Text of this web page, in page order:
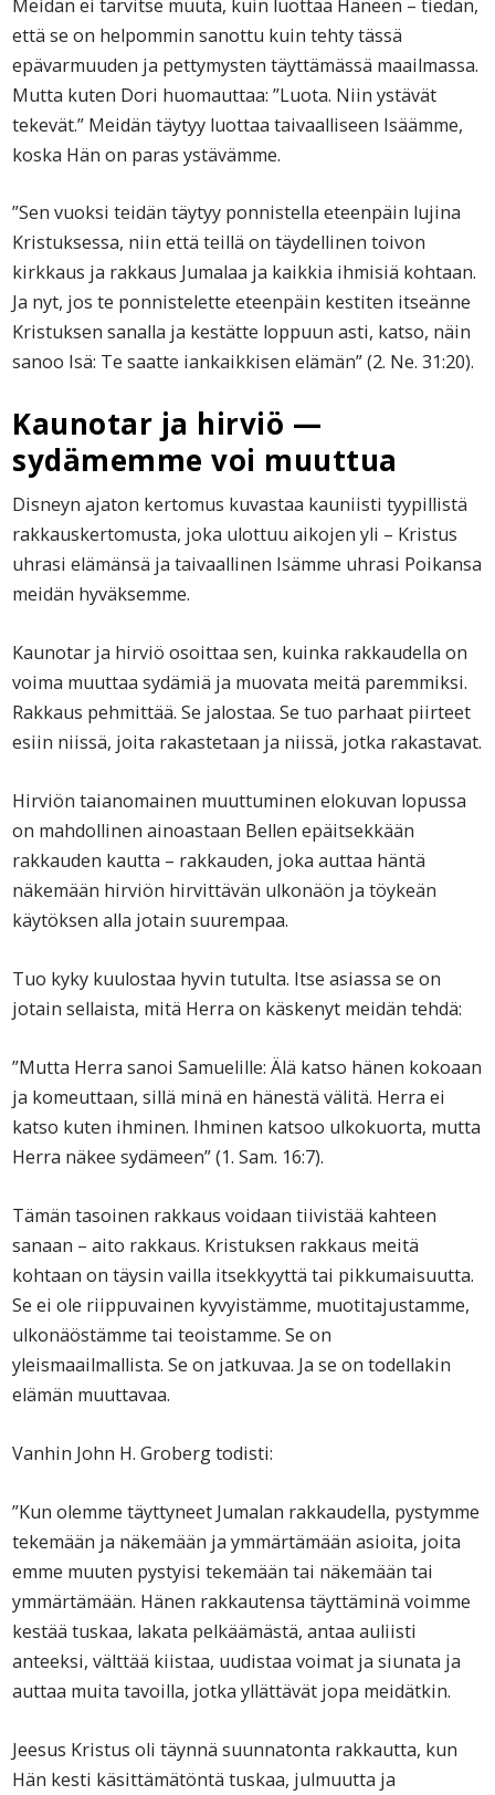
Meidän ei tarvitse muuta, kuin luottaa Häneen – tiedän,
että se on helpommin sanottu kuin tehty tässä
epävarmuuden ja pettymysten täyttämässä maailmassa.
Mutta kuten Dori huomauttaa: ”Luota. Niin ystävät
tekevät.” Meidän täytyy luottaa taivaalliseen Isäämme,
koska Hän on paras ystävämme.
”Sen vuoksi teidän täytyy ponnistella eteenpäin lujina
Kristuksessa, niin että teillä on täydellinen toivon
kirkkaus ja rakkaus Jumalaa ja kaikkia ihmisiä kohtaan.
Ja nyt, jos te ponnistelette eteenpäin kestiten itseänne
Kristuksen sanalla ja kestätte loppuun asti, katso, näin
sanoo Isä: Te saatte iankaikkisen elämän” (2. Ne. 31:20).
Kaunotar ja hirviö —
sydämemme voi muuttua
Disneyn ajaton kertomus kuvastaa kauniisti tyypillistä
rakkauskertomusta, joka ulottuu aikojen yli – Kristus
uhrasi elämänsä ja taivaallinen Isämme uhrasi Poikansa
meidän hyväksemme.
Kaunotar ja hirviö osoittaa sen, kuinka rakkaudella on
voima muuttaa sydämiä ja muovata meitä paremmiksi.
Rakkaus pehmittää. Se jalostaa. Se tuo parhaat piirteet
esiin niissä, joita rakastetaan ja niissä, jotka rakastavat.
Hirviön taianomainen muuttuminen elokuvan lopussa
on mahdollinen ainoastaan Bellen epäitsekkään
rakkauden kautta – rakkauden, joka auttaa häntä
näkemään hirviön hirvittävän ulkonäön ja töykeän
käytöksen alla jotain suurempaa.
Tuo kyky kuulostaa hyvin tutulta. Itse asiassa se on
jotain sellaista, mitä Herra on käskenyt meidän tehdä:
”Mutta Herra sanoi Samuelille: Älä katso hänen kokoaan
ja komeuttaan, sillä minä en hänestä välitä. Herra ei
katso kuten ihminen. Ihminen katsoo ulkokuorta, mutta
Herra näkee sydämeen” (1. Sam. 16:7).
Tämän tasoinen rakkaus voidaan tiivistää kahteen
sanaan – aito rakkaus. Kristuksen rakkaus meitä
kohtaan on täysin vailla itsekkyyttä tai pikkumaisuutta.
Se ei ole riippuvainen kyvyistämme, muotitajustamme,
ulkonäöstämme tai teoistamme. Se on
yleismaailmallista. Se on jatkuvaa. Ja se on todellakin
elämän muuttavaa.
Vanhin John H. Groberg todisti:
”Kun olemme täyttyneet Jumalan rakkaudella, pystymme
tekemään ja näkemään ja ymmärtämään asioita, joita
emme muuten pystyisi tekemään tai näkemään tai
ymmärtämään. Hänen rakkautensa täyttäminä voimme
kestää tuskaa, lakata pelkäämästä, antaa auliisti
anteeksi, välttää kiistaa, uudistaa voimat ja siunata ja
auttaa muita tavoilla, jotka yllättävät jopa meidätkin.
Jeesus Kristus oli täynnä suunnatonta rakkautta, kun
Hän kesti käsittämätöntä tuskaa, julmuutta ja